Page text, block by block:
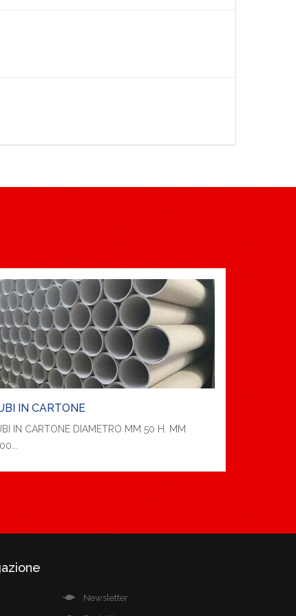
IN CARTONE
IN CARTONE DIAMETRO MM 50 H. MM
Newsletter